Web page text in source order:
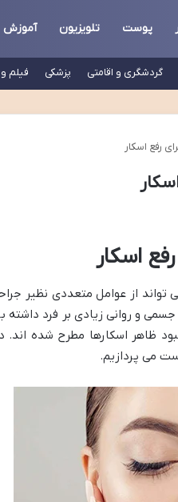
پوست تلویزیون آموزش
گردشگری و اقامتی پزشکی فیلم
رفع اسکار
اسکار
از عوامل متعددی نظیر
و روانی زیادی بر فرد داشته
ظاهر اسکارها مطرح شده اند.
می پردازیم.